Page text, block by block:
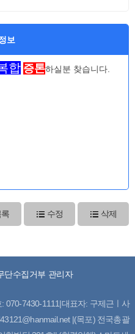
보
합 증톤하실분 찾습니다.
수정 삭제
단수집거부 관리자
070-7430-1111|대표자: 구제근ㅣ사
|(목포) 전국총괄